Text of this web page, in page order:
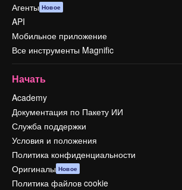
Агенты Новое
API
Мобильное приложение
Все инструменты Magnific
Начать
Academy
Документация по Пакету ИИ
Служба поддержки
Условия и положения
Политика конфиденциальности
Оригиналы Новое
Политика файлов cookie